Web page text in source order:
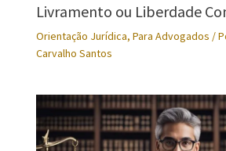
Livramento ou Liberdade
Orientação Jurídica, Para Advogados /
Carvalho Santos